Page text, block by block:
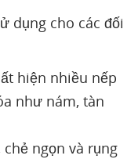
dụng cho các đối
hiện nhiều nếp
như nám, tàn
ngọn và rụng